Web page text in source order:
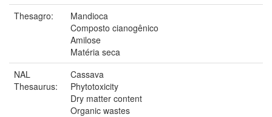
Thesagro:
Mandioca
Composto cianogênico
Amilose
Matéria seca
NAL
Thesaurus:
Cassava
Phytotoxicity
Dry matter content
Organic wastes